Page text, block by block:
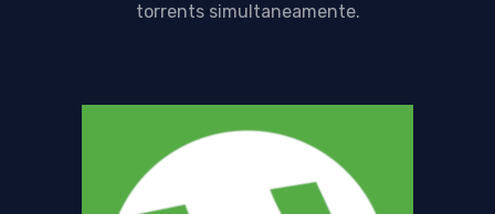
torrents simultaneamente.